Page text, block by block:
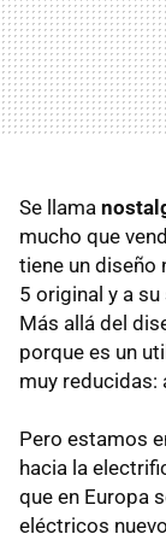
Se llama
mucho que
tiene un diseño
5 original y a
Más allá del
porque es un
muy reducidas:
Pero estamos
hacia la
que en Europa
eléctricos